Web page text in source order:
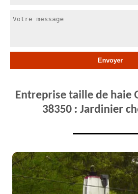
Entreprise taille de haie
38350 : Jardinier